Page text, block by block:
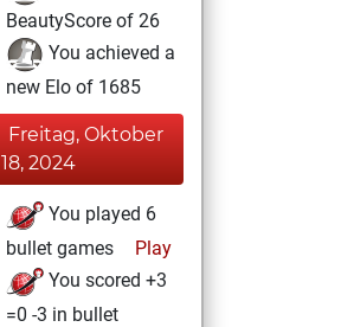
BeautyScore of 26
You achieved a
new Elo of 1685
Freitag, Oktober
18, 2024
You played 6
bullet games
Play
You scored +3
=0 -3 in bullet